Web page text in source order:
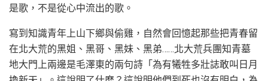
是歌，不是從心中流出的歌。
寫到知識青年上山下鄉與偷雞，自然會回憶起那些把青春留
在北大荒的黑姐、黑哥、黑妹、黑弟……北大荒兵團知青墓
地大門上兩邊是毛澤東的兩句詩「為有犧牲多壯誌敢叫日月